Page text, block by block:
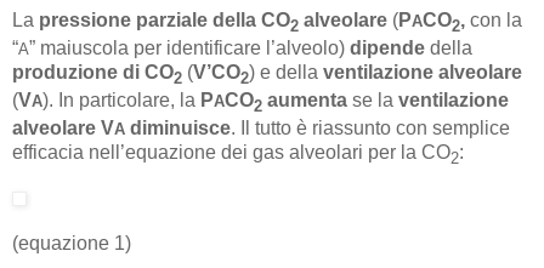
La pressione parziale della CO2 alveolare (PACO2, con la
“A” maiuscola per identificare l’alveolo) dipende della
produzione di CO2 (V’CO2) e della ventilazione alveolare
(VA). In particolare, la PACO2 aumenta se la ventilazione
alveolare VA diminuisce. Il tutto è riassunto con semplice
efficacia nell’equazione dei gas alveolari per la CO2:
(equazione 1)